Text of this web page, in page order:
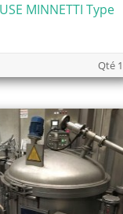
MINNETTI Type
Qté 1